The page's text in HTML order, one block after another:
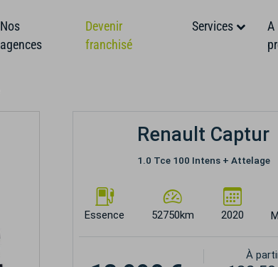
Nos
agences
Devenir
franchisé
Services
A
Renault Captur
1.0 Tce 100 Intens + Attelage
Essence 52750km 2020
À